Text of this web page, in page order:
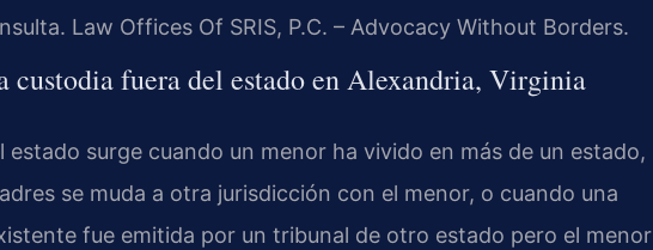
Law Offices Of SRIS, P.C. – Advocacy Without Borders.
custodia fuera del estado en Alexandria, Virginia
estado surge cuando un menor ha vivido en más de un estado,
se muda a otra jurisdicción con el menor, o cuando una
fue emitida por un tribunal de otro estado pero el menor